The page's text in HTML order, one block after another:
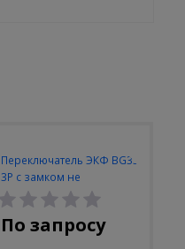
Переключатель ЭКФ BG33
3P с замком не
возвратный 2NO
По запросу